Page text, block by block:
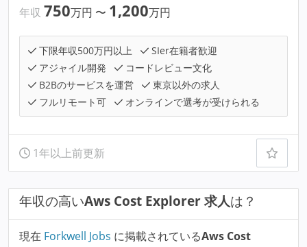
年収 750万円 〜 1,200万円
下限年収500万円以上
SIer在籍者歓迎
アジャイル開発
コードレビュー文化
B2Bのサービスを運営
東京以外の求人
フルリモート可
オンラインで選考が受けられる
1年以上前更新
年収の高いAws Cost Explorer 求人は？
現在 Forkwell Jobs に掲載されているAws Cost